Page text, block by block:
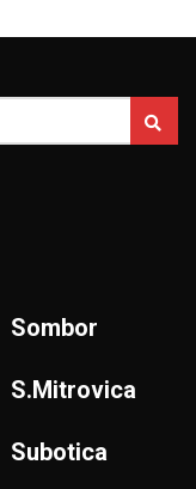
Sombor
S.Mitrovica
Subotica